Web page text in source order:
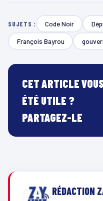
SUJETS : Code Noir
François Bayrou
CET ARTICLE
ÉTÉ UTILE ?
PARTAGEZ-LE
RÉDACTION